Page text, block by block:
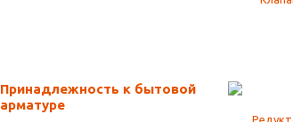
Принадлежность к бытовой
арматуре